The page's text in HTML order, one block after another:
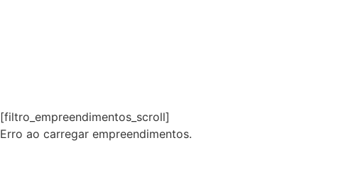
[filtro_empreendimentos_scroll]
Erro ao carregar empreendimentos.